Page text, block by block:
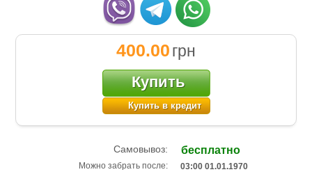
400.00грн
Купить
Купить в кредит
Самовывоз: бесплатно
Можно забрать после: 03:00 01.01.1970